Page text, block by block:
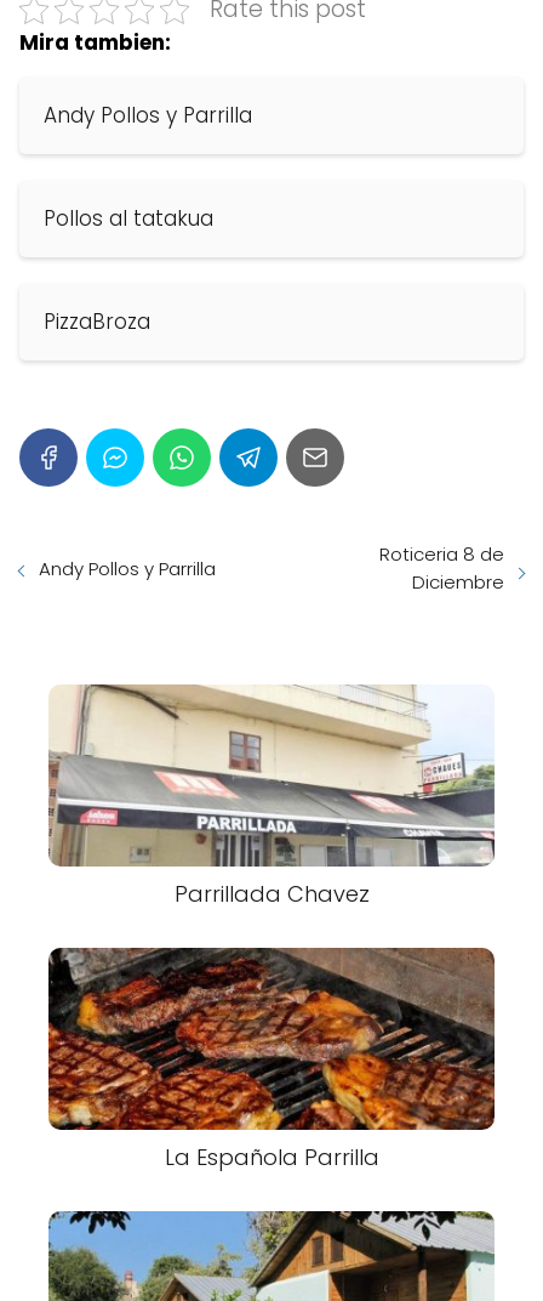
Rate this post
Mira tambien:
Andy Pollos y Parrilla
Pollos al tatakua
PizzaBroza
Andy Pollos y Parrilla
Roticeria 8 de
Diciembre
Parrillada Chavez
La Española Parrilla